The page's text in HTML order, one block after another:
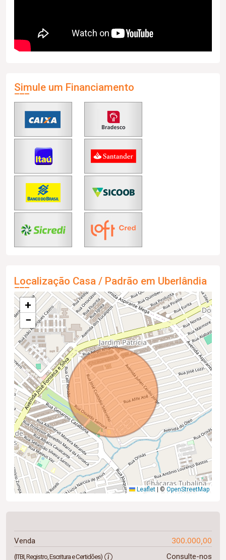
Simule um Financiamento
Localização Casa / Padrão em Uberlândia
+
−
Leaflet © OpenStreetMap
Venda 300.000,00
(ITBI, Registro, Escritura e Certidões) Consulte-nos